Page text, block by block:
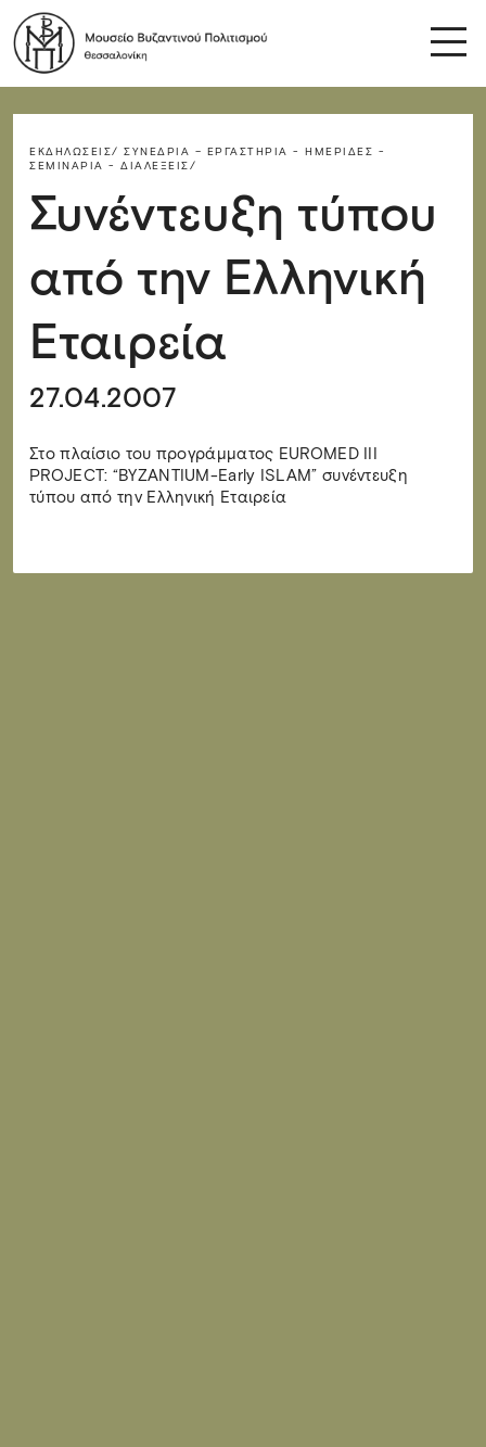
ΕΚΔΗΛΏΣΕΙΣ/ ΣΥΝΈΔΡΙΑ – ΕΡΓΑΣΤΉΡΙΑ - ΗΜΕΡΊΔΕΣ -
ΣΕΜΙΝΆΡΙΑ - ΔΙΑΛΈΞΕΙΣ/
Συνέντευξη τύπου
από την Ελληνική
Εταιρεία
27.04.2007
Στο πλαίσιο του προγράμματος EUROMED III
PROJECT: “BYZANTIUM-Early ISLAM” συνέντευξη
τύπου από την Ελληνική Εταιρεία